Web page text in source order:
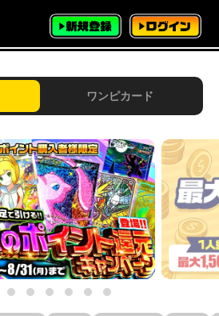
ワンピカード